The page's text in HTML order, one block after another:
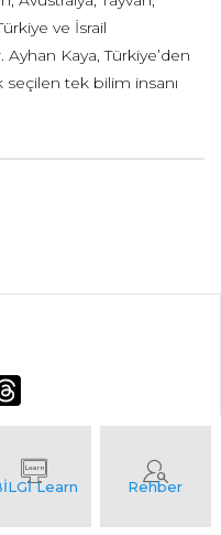
ve İsrail
Kaya, Türkiye’den
seçilen tek bilim insanı